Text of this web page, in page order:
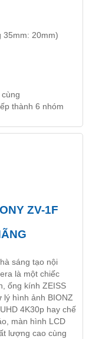
20mm)
thành 6 nhóm
ZV-1F
sáng tạo nội
là một chiếc
ống kính ZEISS
hình ảnh BIONZ
4K30p hay chế
màn hình LCD
lượng cao cùng